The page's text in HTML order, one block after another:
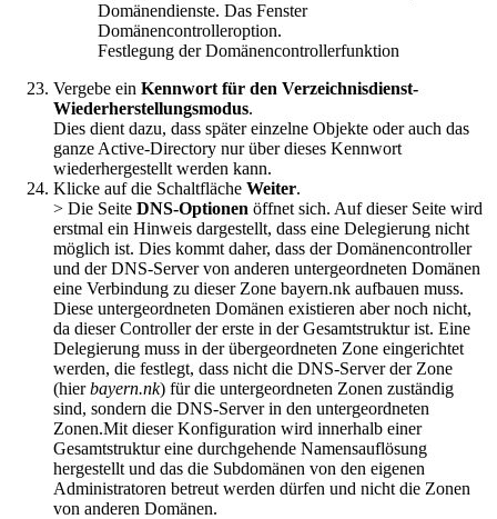
Festlegung der Domänencontrollerfunktion
Vergebe ein Kennwort für den Verzeichnisdienst-
Wiederherstellungsmodus.
Dies dient dazu, dass später einzelne Objekte oder auch das
ganze Active-Directory nur über dieses Kennwort
wiederhergestellt werden kann.
Klicke auf die Schaltfläche Weiter.
> Die Seite DNS-Optionen öffnet sich. Auf dieser Seite wird
erstmal ein Hinweis dargestellt, dass eine Delegierung nicht
möglich ist. Dies kommt daher, dass der Domänencontroller
und der DNS-Server von anderen untergeordneten Domänen
eine Verbindung zu dieser Zone bayern.nk aufbauen muss.
Diese untergeordneten Domänen existieren aber noch nicht,
da dieser Controller der erste in der Gesamtstruktur ist. Eine
Delegierung muss in der übergeordneten Zone eingerichtet
werden, die festlegt, dass nicht die DNS-Server der Zone
(hierbayern.nk) für die untergeordneten Zonen zuständig
sind, sondern die DNS-Server in den untergeordneten
Zonen.Mit dieser Konfiguration wird innerhalb einer
Gesamtstruktur eine durchgehende Namensauflösung
hergestellt und das die Subdomänen von den eigenen
Administratoren betreut werden dürfen und nicht die Zonen
von anderen Domänen.